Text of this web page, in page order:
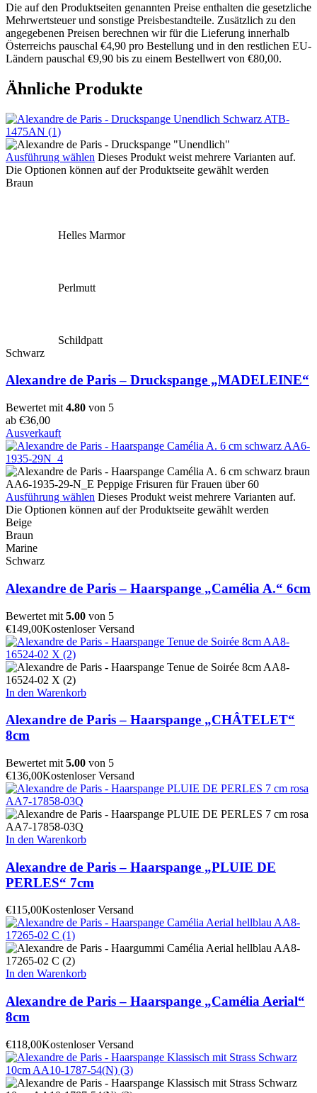
Die auf den Produktseiten genannten Preise enthalten die gesetzliche
Mehrwertsteuer und sonstige Preisbestandteile. Zusätzlich zu den
angegebenen Preisen berechnen wir für die Lieferung innerhalb
Österreichs pauschal €4,90 pro Bestellung und in den restlichen EU-
Ländern pauschal €9,90 bis zu einem Bestellwert von €80,00.
Ähnliche Produkte
Ausführung wählen Dieses Produkt weist mehrere Varianten auf.
Die Optionen können auf der Produktseite gewählt werden
Braun
Helles Marmor
Perlmutt
Schildpatt
Schwarz
Alexandre de Paris – Druckspange „MADELEINE“
Bewertet mit 4.80 von 5
ab €36,00
Ausverkauft
Ausführung wählen Dieses Produkt weist mehrere Varianten auf.
Die Optionen können auf der Produktseite gewählt werden
Beige
Braun
Marine
Schwarz
Alexandre de Paris – Haarspange „Camélia A.“ 6cm
Bewertet mit 5.00 von 5
€149,00Kostenloser Versand
In den Warenkorb
Alexandre de Paris – Haarspange „CHÂTELET“
8cm
Bewertet mit 5.00 von 5
€136,00Kostenloser Versand
In den Warenkorb
Alexandre de Paris – Haarspange „PLUIE DE
PERLES“ 7cm
€115,00Kostenloser Versand
In den Warenkorb
Alexandre de Paris – Haarspange „Camélia Aerial“
8cm
€118,00Kostenloser Versand